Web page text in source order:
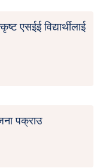
एसईई विद्यार्थीलाई
पक्राउ